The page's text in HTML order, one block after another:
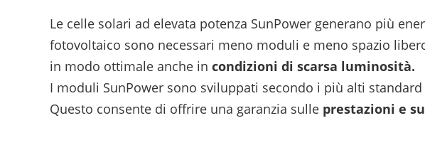
Le celle solari ad elevata potenza SunPower generano più
fotovoltaico sono necessari meno moduli e meno spazio
in modo ottimale anche in condizioni di scarsa luminosità.
I moduli SunPower sono sviluppati secondo i più alti
Questo consente di offrire una garanzia sulle prestazioni e